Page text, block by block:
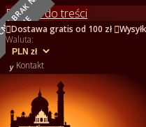
Przejdź do treści
Dostawa gratis od 100 zł 
Waluta:
 Kontakt
E